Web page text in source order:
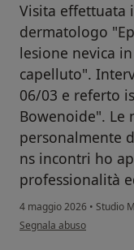
Visita effettuata
dermatologo
lesione nevica
capelluto".
06/03 e referto
Bowenoide". Le
personalmente
ns incontri ho
professionalità
4 maggio 2026 • Studio
secondo l'opinione
Segnala abuso